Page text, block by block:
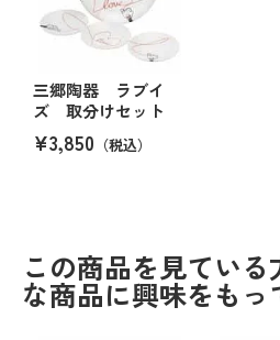
三郷陶器 ラブイ
ズ 取分けセット
¥3,850 （税込）
この商品を見てい
な商品に興味をもっ